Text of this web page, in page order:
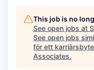
This job is no
See open jobs at
See open jobs
för ett
Associates.